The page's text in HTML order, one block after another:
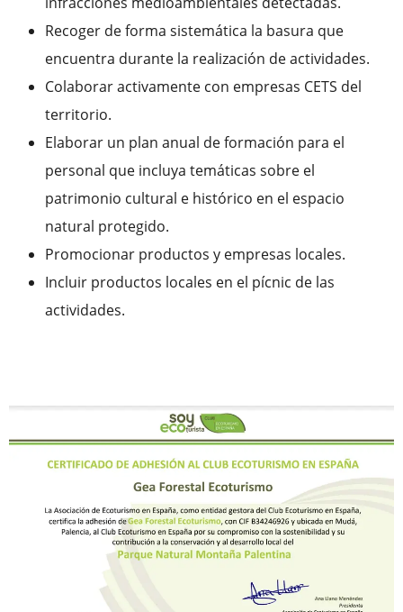
Recoger de forma sistemática la basura que
encuentra durante la realización de actividades.
Colaborar activamente con empresas CETS del
territorio.
Elaborar un plan anual de formación para el
personal que incluya temáticas sobre el
patrimonio cultural e histórico en el espacio
natural protegido.
Promocionar productos y empresas locales.
Incluir productos locales en el pícnic de las
actividades.